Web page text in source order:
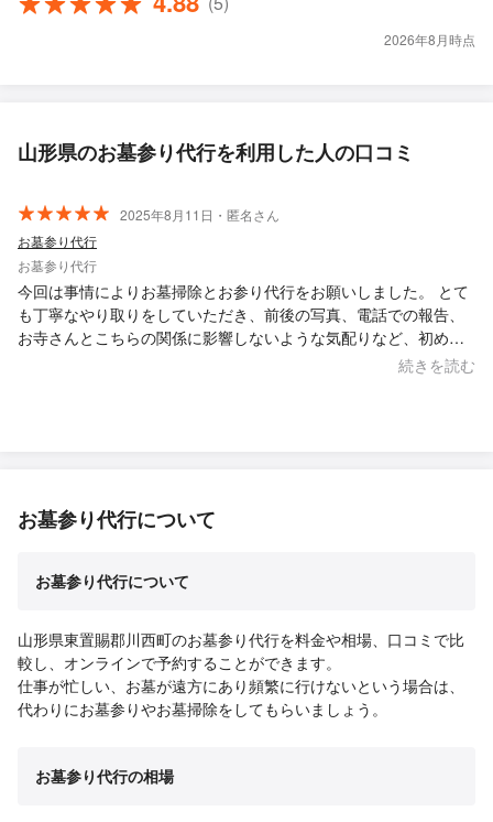
2026年8月時点
山形県のお墓参り代行を利用した人の口コミ
2025年8月11日・匿名さん
お墓参り代行
お墓参り代行
今回は事情によりお墓掃除とお参り代行をお願いしました。 とて
も丁寧なやり取りをしていただき、前後の写真、電話での報告、
お寺さんとこちらの関係に影響しないような気配りなど、初めて
でしたがとても安心できました。 またお願いできたらと思ってお
続きを読む
お墓参り代行について
お墓参り代行について
山形県東置賜郡川西町のお墓参り代行を料金や相場、口コミで比
較し、オンラインで予約することができます。
仕事が忙しい、お墓が遠方にあり頻繁に行けないという場合は、
代わりにお墓参りやお墓掃除をしてもらいましょう。
お墓参り代行の相場